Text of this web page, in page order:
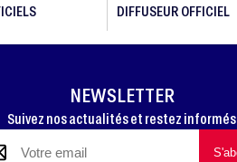
DIFFUSEUR OFFICIEL
NEWSLETTER
Suivez nos actualités et restez informés